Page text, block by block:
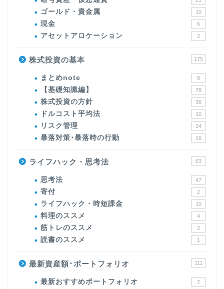
ゴールド・貴金属 10
現金 6
アセットアロケーション 2
株式投資の基本 175
まとめnote 8
【基礎知識編】 78
株式投資の方針 36
ドルコスト平均法 10
リスク管理 24
暴落対策･暴落時の行動 16
ライフハック・思考法 63
思考法 47
寄付 2
ライフハック・時短課金 10
料理のススメ 4
筋トレのススメ 2
読書のススメ 1
最新資産額･ポートフォリオ 111
最新おすすめポートフォリオ 7